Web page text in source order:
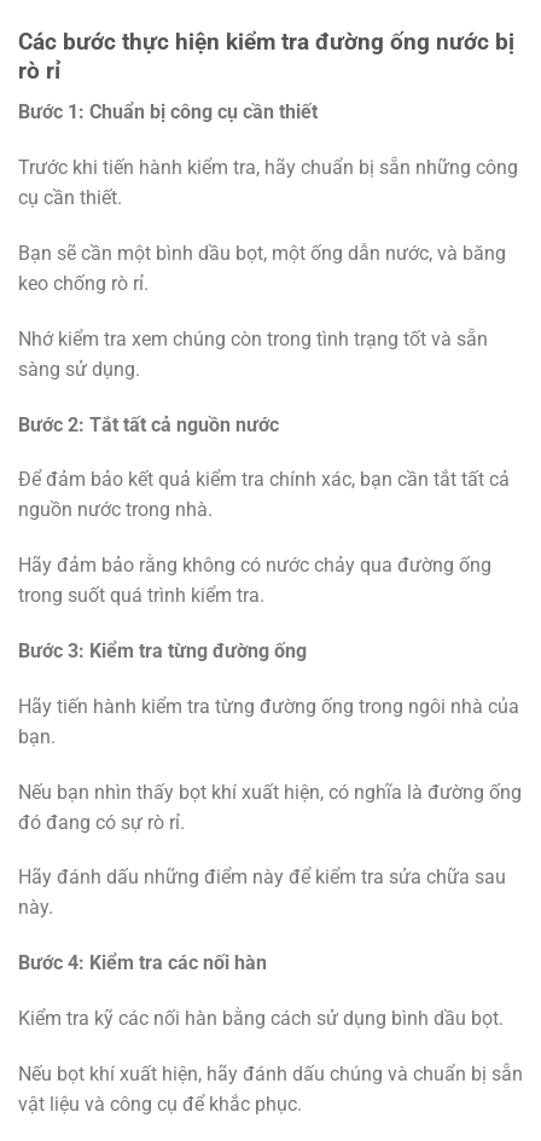
Các bước thực hiện kiểm tra đường ống nước bị
rò rỉ
Bước 1: Chuẩn bị công cụ cần thiết
Trước khi tiến hành kiểm tra, hãy chuẩn bị sẵn những công
cụ cần thiết.
Bạn sẽ cần một bình dầu bọt, một ống dẫn nước, và băng
keo chống rò rỉ.
Nhớ kiểm tra xem chúng còn trong tình trạng tốt và sẵn
sàng sử dụng.
Bước 2: Tắt tất cả nguồn nước
Để đảm bảo kết quả kiểm tra chính xác, bạn cần tắt tất cả
nguồn nước trong nhà.
Hãy đảm bảo rằng không có nước chảy qua đường ống
trong suốt quá trình kiểm tra.
Bước 3: Kiểm tra từng đường ống
Hãy tiến hành kiểm tra từng đường ống trong ngôi nhà của
bạn.
Nếu bạn nhìn thấy bọt khí xuất hiện, có nghĩa là đường ống
đó đang có sự rò rỉ.
Hãy đánh dấu những điểm này để kiểm tra sửa chữa sau
này.
Bước 4: Kiểm tra các nối hàn
Kiểm tra kỹ các nối hàn bằng cách sử dụng bình dầu bọt.
Nếu bọt khí xuất hiện, hãy đánh dấu chúng và chuẩn bị sẵn
vật liệu và công cụ để khắc phục.